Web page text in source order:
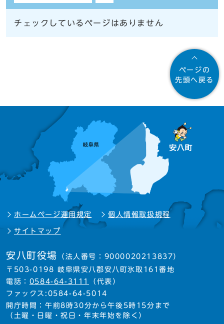
チェックしているページはありません
ページの
先頭へ戻る
ホームページ運用規定 個人情報取扱規程
サイトマップ
安八町役場 （法人番号：9000020213837）
〒503-0198 岐阜県安八郡安八町氷取161番地
電話： 0584-64-3111
（代表）
ファックス:0584-64-5014
開庁時間：午前8時30分から午後5時15分まで
（土曜・日曜・祝日・年末年始を除く）